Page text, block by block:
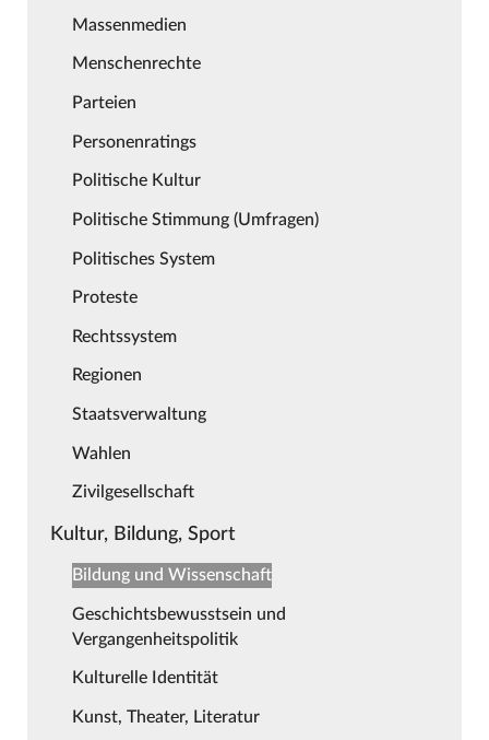
Massenmedien
Menschenrechte
Parteien
Personenratings
Politische Kultur
Politische Stimmung (Umfragen)
Politisches System
Proteste
Rechtssystem
Regionen
Staatsverwaltung
Wahlen
Zivilgesellschaft
Kultur, Bildung, Sport
Bildung und Wissenschaft
Geschichtsbewusstsein und
Vergangenheitspolitik
Kulturelle Identität
Kunst, Theater, Literatur